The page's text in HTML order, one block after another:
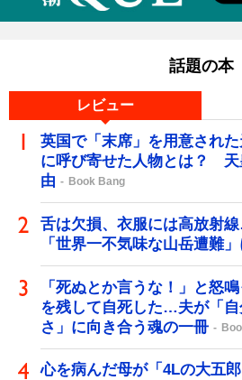
話題の本
レビュー
英国で「末席」を用意された
に呼び寄せた人物とは？ 天
由
Book Bang
舌は欠損、衣服には高放射
「世界一不気味な山岳遭難
「死ぬとか言うな！」と怒
を残して自死した…夫が「
さ」に向き合う魂の一冊
心を病んだ母が「4Lの大五